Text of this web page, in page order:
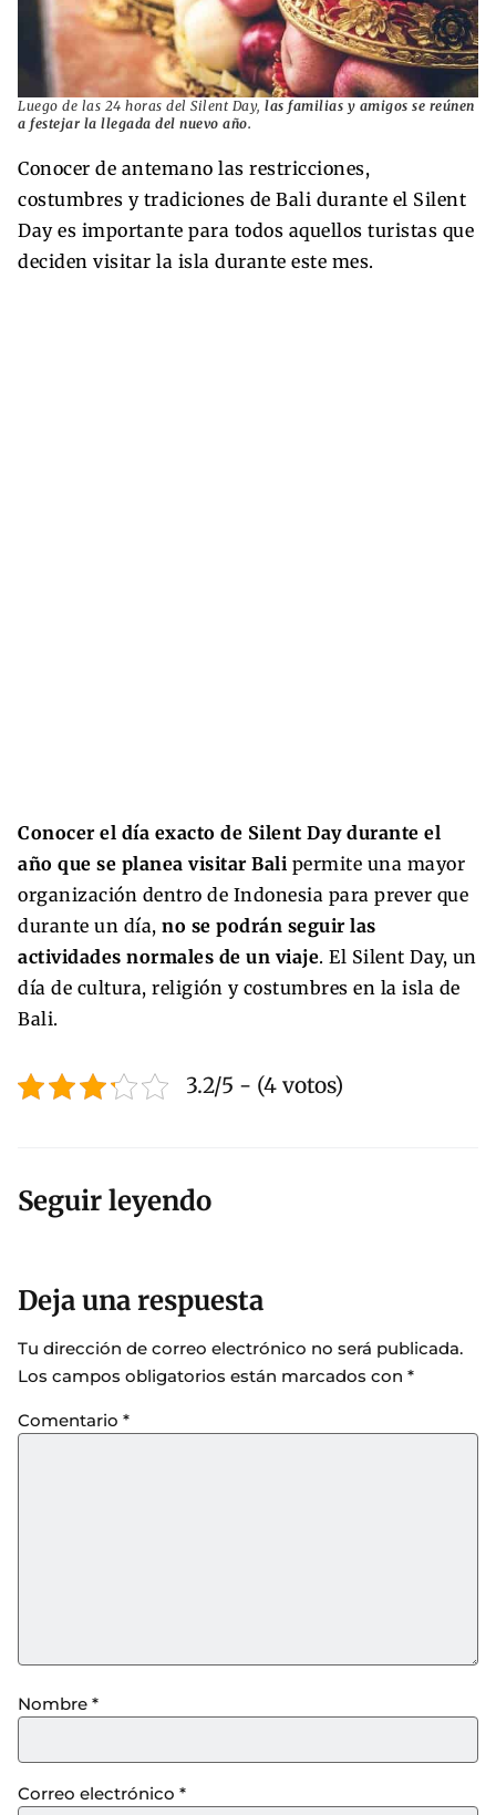
Luego de las 24 horas del Silent Day, las familias y amigos se reúnen
a festejar la llegada del nuevo año.
Conocer de antemano las restricciones,
costumbres y tradiciones de Bali durante el Silent
Day es importante para todos aquellos turistas que
deciden visitar la isla durante este mes.
Conocer el día exacto de Silent Day durante el
año que se planea visitar Bali permite una mayor
organización dentro de Indonesia para prever que
durante un día, no se podrán seguir las
actividades normales de un viaje. El Silent Day, un
día de cultura, religión y costumbres en la isla de
Bali.
3.2/5 - (4 votos)
Seguir leyendo
Deja una respuesta
Tu dirección de correo electrónico no será publicada.
Los campos obligatorios están marcados con *
Comentario *
Nombre *
Correo electrónico *